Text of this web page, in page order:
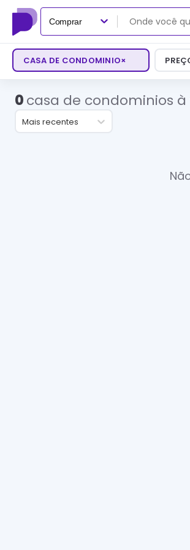
Comprar
CASA DE CONDOMINIO×
0casa de condominios
Mais recentes